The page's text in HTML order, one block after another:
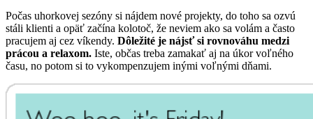
Počas uhorkovej sezóny si nájdem nové projekty, do toho sa ozvú
stáli klienti a opäť začína kolotoč, že neviem ako sa volám a často
pracujem aj cez víkendy. Dôležité je nájsť si rovnováhu medzi
prácou a relaxom. Iste, občas treba zamakať aj na úkor voľného
času, no potom si to vykompenzujem inými voľnými dňami.